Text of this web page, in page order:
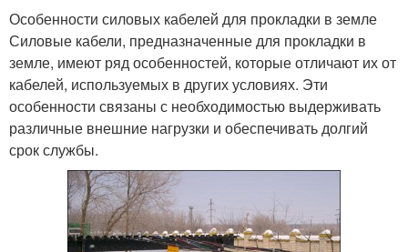
Особенности силовых кабелей для прокладки в земле
Силовые кабели, предназначенные для прокладки в
земле, имеют ряд особенностей, которые отличают их от
кабелей, используемых в других условиях. Эти
особенности связаны с необходимостью выдерживать
различные внешние нагрузки и обеспечивать долгий
срок службы.